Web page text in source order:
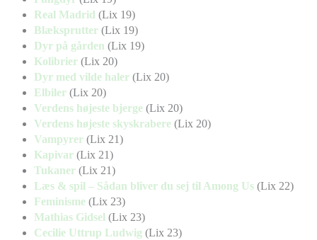
Real Madrid (Lix 19)
Blæksprutter (Lix 19)
Dyr på gården (Lix 19)
Kolibrier (Lix 20)
Dyr med vilde haler (Lix 20)
Elbiler (Lix 20)
Verdens højeste bjerge (Lix 20)
Verdens højeste skyskrabere (Lix 20)
Vampyrer (Lix 21)
Kapivar (Lix 21)
Tukaner (Lix 21)
Læs & spil – Sådan bliver du sej til Among Us (Lix 22)
Feminisme (Lix 23)
Mathias Gidsel (Lix 23)
Cecilie Uttrup Ludwig (Lix 23)